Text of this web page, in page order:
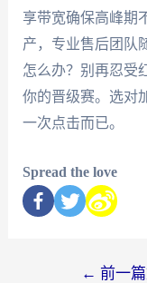
享带宽确保高峰期
产，专业售后团队
怎么办？别再忍受
你的晋级赛。选对
一次点击而已。
Spread the love
← 前一